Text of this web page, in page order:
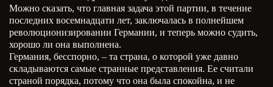
Можно сказать, что главная задача этой партии, в течение
последних восемнадцати лет, заключалась в полнейшем
революционизировании Германии, и теперь можно судить,
хорошо ли она выполнена.
Германия, бесспорно, – та страна, о которой уже давно
складываются самые странные представления. Ее считали
страной порядка, потому что она была спокойна, и не